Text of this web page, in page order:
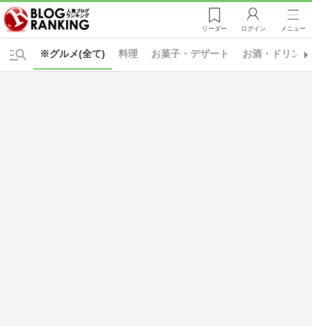
リーダー ログイン メニュー
※グルメ(全て) 料理 お菓子・デザート お酒・ドリンク